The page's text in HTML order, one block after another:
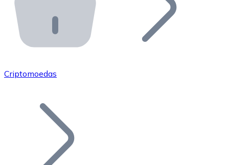
API Bitnovo
Integre nossa API no seu ecossistema.
Junte-se à nossa rede de revendedores e comercialize
Adicione o token do seu projeto ao nosso serviço de
Criptomoedas